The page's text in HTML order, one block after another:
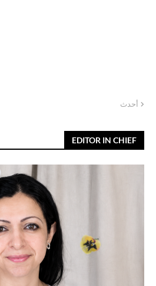
أحدث
EDITOR IN CHIEF